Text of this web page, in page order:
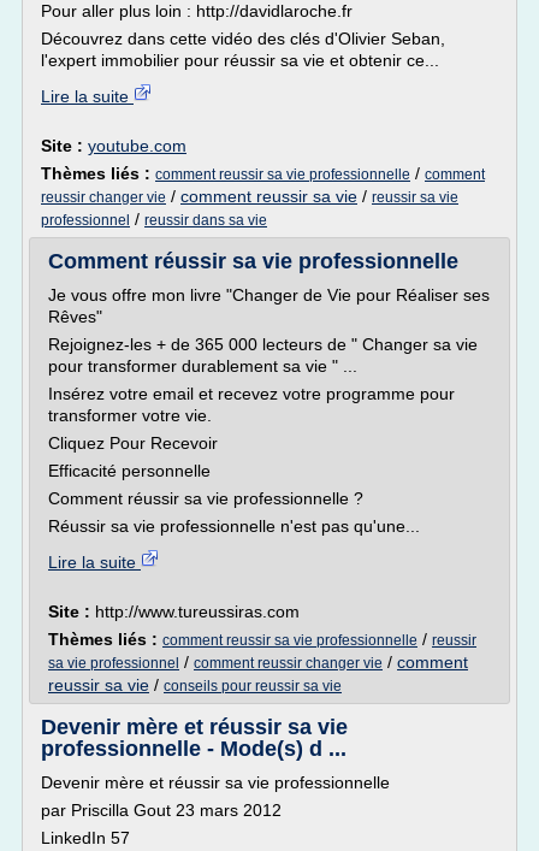
Pour aller plus loin : http://davidlaroche.fr
Découvrez dans cette vidéo des clés d'Olivier Seban,
l'expert immobilier pour réussir sa vie et obtenir ce...
Lire la suite
Site : youtube.com
Thèmes liés : comment reussir sa vie professionnelle / comment
reussir changer vie / comment reussir sa vie / reussir sa vie
professionnel / reussir dans sa vie
Comment réussir sa vie professionnelle
Je vous offre mon livre "Changer de Vie pour Réaliser ses
Rêves"
Rejoignez-les + de 365 000 lecteurs de " Changer sa vie
pour transformer durablement sa vie " ...
Insérez votre email et recevez votre programme pour
transformer votre vie.
Cliquez Pour Recevoir
Efficacité personnelle
Comment réussir sa vie professionnelle ?
Réussir sa vie professionnelle n'est pas qu'une...
Lire la suite
Site : http://www.tureussiras.com
Thèmes liés : comment reussir sa vie professionnelle / reussir
sa vie professionnel / comment reussir changer vie / comment
reussir sa vie / conseils pour reussir sa vie
Devenir mère et réussir sa vie
professionnelle - Mode(s) d ...
Devenir mère et réussir sa vie professionnelle
par Priscilla Gout 23 mars 2012
LinkedIn 57